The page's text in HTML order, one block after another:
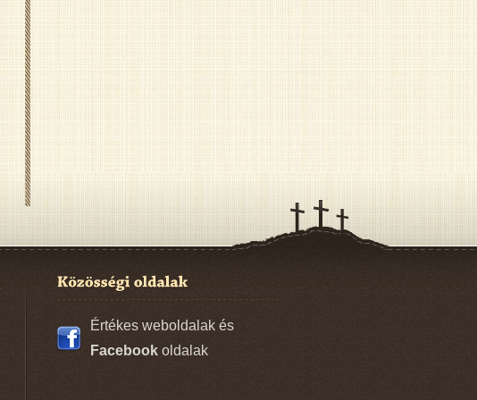
Értékes weboldalak és
Facebook oldalak